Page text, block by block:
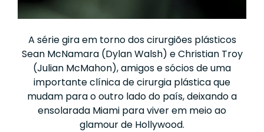
A série gira em torno dos cirurgiões plásticos
Sean McNamara (Dylan Walsh) e Christian Troy
(Julian McMahon), amigos e sócios de uma
importante clínica de cirurgia plástica que
mudam para o outro lado do país, deixando a
ensolarada Miami para viver em meio ao
glamour de Hollywood.